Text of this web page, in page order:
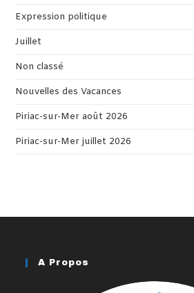
Expression politique
Juillet
Non classé
Nouvelles des Vacances
Piriac-sur-Mer août 2026
Piriac-sur-Mer juillet 2026
A Propos